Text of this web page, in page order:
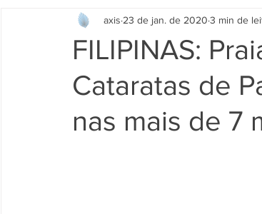
FILIPINAS:
Cataratas de
nas mais de 7
axis 23 de jan. de 2020 3 min de